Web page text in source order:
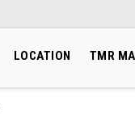
LOCATION TMR